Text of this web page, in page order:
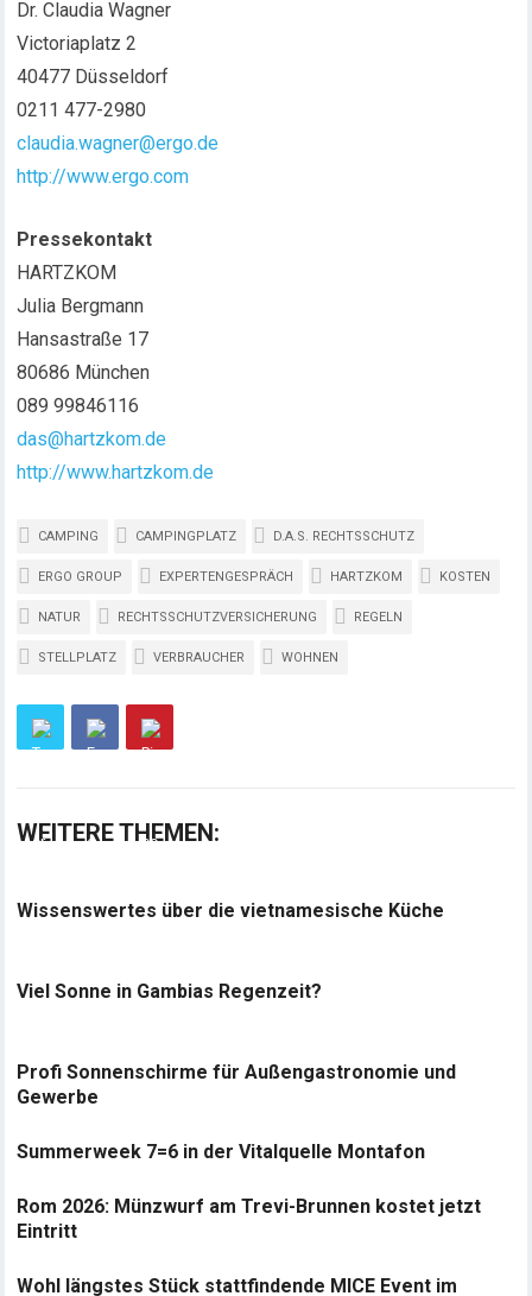
Dr. Claudia Wagner
Victoriaplatz 2
40477 Düsseldorf
0211 477-2980
claudia.wagner@ergo.de
http://www.ergo.com
Pressekontakt
HARTZKOM
Julia Bergmann
Hansastraße 17
80686 München
089 99846116
das@hartzkom.de
http://www.hartzkom.de
CAMPING CAMPINGPLATZ D.A.S. RECHTSSCHUTZ
ERGO GROUP EXPERTENGESPRÄCH HARTZKOM KOSTEN
NATUR RECHTSSCHUTZVERSICHERUNG REGELN
STELLPLATZ VERBRAUCHER WOHNEN
WEITERE THEMEN:
Wissenswertes über die vietnamesische Küche
Viel Sonne in Gambias Regenzeit?
Profi Sonnenschirme für Außengastronomie und
Gewerbe
Summerweek 7=6 in der Vitalquelle Montafon
Rom 2026: Münzwurf am Trevi-Brunnen kostet jetzt
Eintritt
Wohl längstes Stück stattfindende MICE Event im